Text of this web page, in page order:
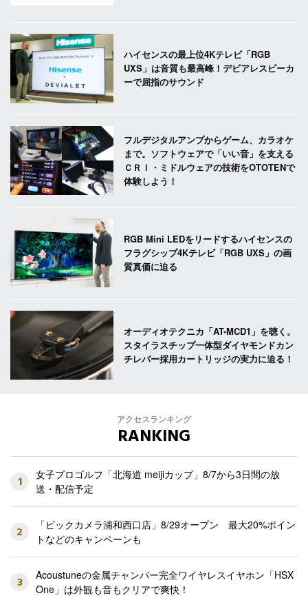
ハイセンスの最上位4Kテレビ「RGB
UXS」は音質も最高峰！デビアレスピーカ
ーで屈指のサウンド
フルデジタルアンプからゲーム、カラオケ
まで。ソフトウェアで「いい音」を支える
ＣＲＩ・ミドルウェアの技術をOTOTENで
体験しよう！
RGB Mini LEDをリードするハイセンスの
フラグシップ4Kテレビ「RGB UXS」の画
質真価に迫る
オーディオテクニカ「AT-MCD1」を聴く。
スタイラスチップ一体型ダイヤモンドカン
チレバー採用カートリッジの実力に迫る！
アクセスランキング
RANKING
1
女子プロゴルフ「北海道 meijiカップ」8/7から3日間の放
送・配信予定
2
「ビックカメラ浦和西口店」8/29オープン 最大20%ポイン
トなどのキャンペーンも
3
Acoustuneの金属チャンバー完全ワイヤレスイヤホン「HSX
One」は外観も音もクリアで爽快！